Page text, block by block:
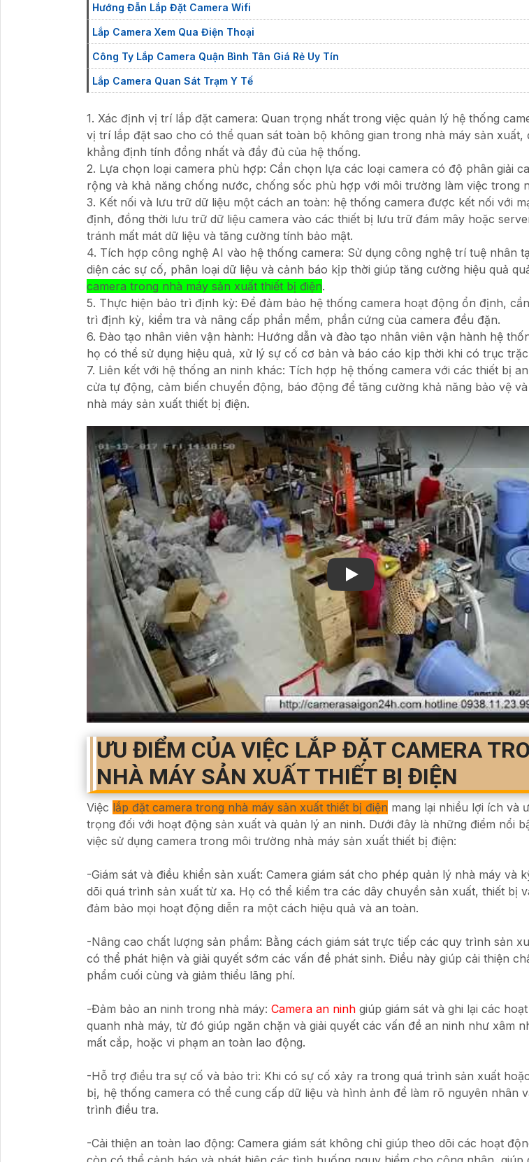
Hướng Đẫn Lắp Đặt Camera Wifi
Lắp Camera Xem Qua Điện Thoại
Công Ty Lắp Camera Quận Bình Tân Giá Rẻ Uy Tín
Lắp Camera Quan Sát Trạm Y Tế
1. Xác định vị trí lắp đặt camera: Quan trọng nhất trong việc quản lý hệ thống
vị trí lắp đặt sao cho có thể quan sát toàn bộ không gian trong nhà máy sản xuất,
khẳng định tính đồng nhất và đầy đủ của hệ thống.
2. Lựa chọn loại camera phù hợp: Cần chọn lựa các loại camera có độ phân giải
rộng và khả năng chống nước, chống sốc phù hợp với môi trường làm việc trong
3. Kết nối và lưu trữ dữ liệu một cách an toàn: hệ thống camera được kết nối với
định, đồng thời lưu trữ dữ liệu camera vào các thiết bị lưu trữ đám mây hoặc
tránh mất mát dữ liệu và tăng cường tính bảo mật.
4. Tích hợp công nghệ AI vào hệ thống camera: Sử dụng công nghệ trí tuệ nhân
diện các sự cố, phân loại dữ liệu và cảnh báo kịp thời giúp tăng cường hiệu quả
camera trong nhà máy sản xuất thiết bị điện.
5. Thực hiện bảo trì định kỳ: Để đảm bảo hệ thống camera hoạt động ổn định,
trì định kỳ, kiểm tra và nâng cấp phần mềm, phần cứng của camera đều đặn.
6. Đào tạo nhân viên vận hành: Hướng dẫn và đào tạo nhân viên vận hành hệ
họ có thể sử dụng hiệu quả, xử lý sự cố cơ bản và báo cáo kịp thời khi có trục
7. Liên kết với hệ thống an ninh khác: Tích hợp hệ thống camera với các thiết bị
cửa tự động, cảm biến chuyển động, báo động để tăng cường khả năng bảo vệ
nhà máy sản xuất thiết bị điện.
Xem video Lắp Đặt Camera Nhà
ƯU ĐIỂM CỦA VIỆC LẮP ĐẶT CAMERA
NHÀ MÁY SẢN XUẤT THIẾT BỊ ĐIỆN
Việc lắp đặt camera trong nhà máy sản xuất thiết bị điện mang lại nhiều lợi ích và
trọng đối với hoạt động sản xuất và quản lý an ninh. Dưới đây là những điểm nổi
việc sử dụng camera trong môi trường nhà máy sản xuất thiết bị điện:
-Giám sát và điều khiển sản xuất: Camera giám sát cho phép quản lý nhà máy và
dõi quá trình sản xuất từ xa. Họ có thể kiểm tra các dây chuyền sản xuất, thiết bị
đảm bảo mọi hoạt động diễn ra một cách hiệu quả và an toàn.
-Nâng cao chất lượng sản phẩm: Bằng cách giám sát trực tiếp các quy trình sản
có thể phát hiện và giải quyết sớm các vấn đề phát sinh. Điều này giúp cải thiện
phẩm cuối cùng và giảm thiểu lãng phí.
-Đảm bảo an ninh trong nhà máy: Camera an ninh giúp giám sát và ghi lại các
quanh nhà máy, từ đó giúp ngăn chặn và giải quyết các vấn đề an ninh như xâm
mất cắp, hoặc vi phạm an toàn lao động.
-Hỗ trợ điều tra sự cố và bảo trì: Khi có sự cố xảy ra trong quá trình sản xuất
bị, hệ thống camera có thể cung cấp dữ liệu và hình ảnh để làm rõ nguyên nhân
trình điều tra.
-Cải thiện an toàn lao động: Camera giám sát không chỉ giúp theo dõi các hoạt